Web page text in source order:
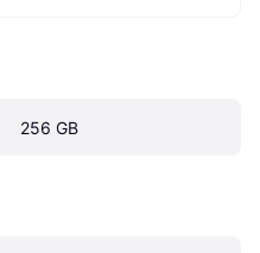
256 GB